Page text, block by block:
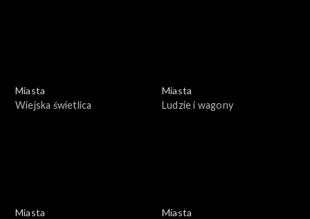
Miasta
Wiejska świetlica
Miasta
Ludzie i wagony
Miasta
Miasta